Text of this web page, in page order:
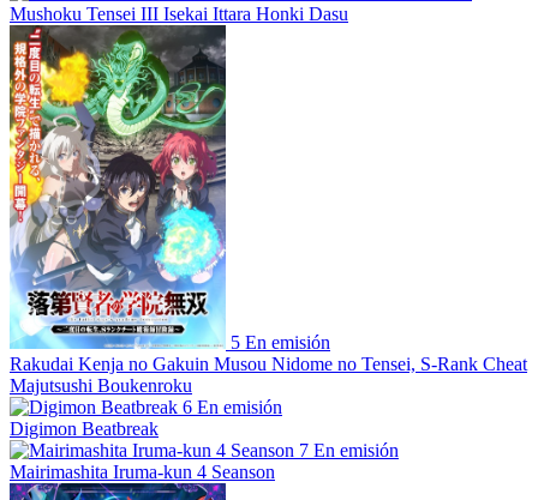
Mushoku Tensei III Isekai Ittara Honki Dasu
5 En emisión
Rakudai Kenja no Gakuin Musou Nidome no Tensei, S-Rank Cheat
Majutsushi Boukenroku
6 En emisión
Digimon Beatbreak
7 En emisión
Mairimashita Iruma-kun 4 Seanson